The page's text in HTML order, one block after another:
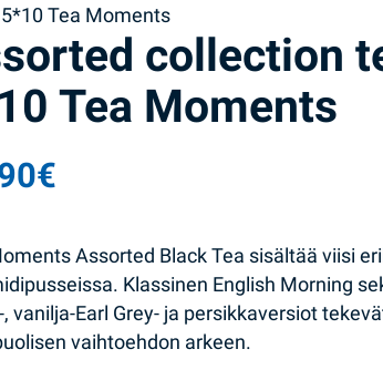
Tea Moments
collection
Tea Moments
€
Assorted Black Tea sisältää viisi
Klassinen English Morning
vanilja-Earl Grey- ja persikkaversiot
vaihtoehdon arkeen.